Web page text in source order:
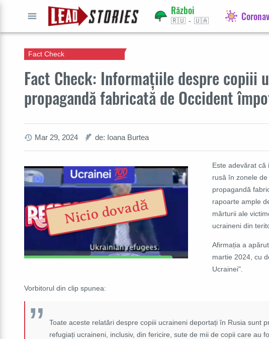
Război
🇷🇺 - 🇺🇦
Fact Check: Informațiile despre copiii
propagandă fabricată de Occident
Fact Check
Mar 29, 2024 de: Ioana Burtea
Nicio dovadă
Este adevărat că
rusă în zonele
propagandă
rapoarte ample
mărturii ale
ucraineni din
Afirmația a
martie 2024, cu
Ucrainei".
Vorbitorul din clip spunea:
Toate aceste relatări despre copiii ucraineni deportați în Rusia sunt
refugiați ucraineni, inclusiv, din fericire, sute de mii de copii care au